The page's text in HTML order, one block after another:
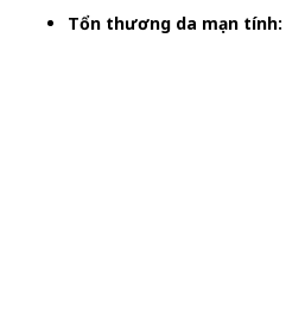
Tổn thương da mạn tính: